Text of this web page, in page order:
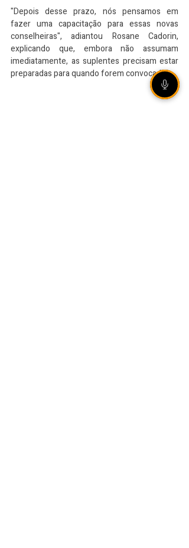
"Depois desse prazo, nós pensamos em
fazer uma capacitação para essas novas
conselheiras", adiantou Rosane Cadorin,
explicando que, embora não assumam
imediatamente, as suplentes precisam estar
preparadas para quando forem convocadas.